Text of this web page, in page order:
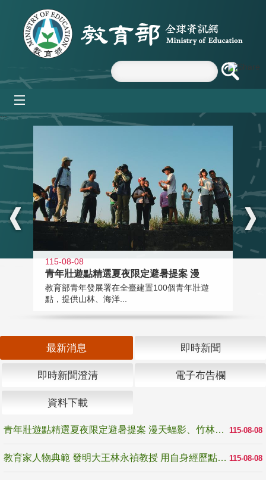
跳到主要內容區塊
:::
115-08-08
青年壯遊點精選夏夜限定避暑提案 漫
教育部青年發展署在全臺建置100個青年壯遊
點，提供山林、海洋...
最新消息 即時新聞
即時新聞澄清 電子布告欄
資料下載
115-08-08
青年壯遊點精選夏夜限定避暑提案 漫天蝠影、竹林尋蛙、茶香夜觀 邀青年暮色出發
115-08-08
教育家人物典範 發明大王林永禎教授 用自身經歷點亮學生的路